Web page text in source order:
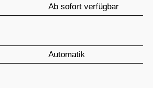
Ab sofort verfügbar
Automatik